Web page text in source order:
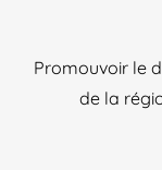
Promouvoir le
de la